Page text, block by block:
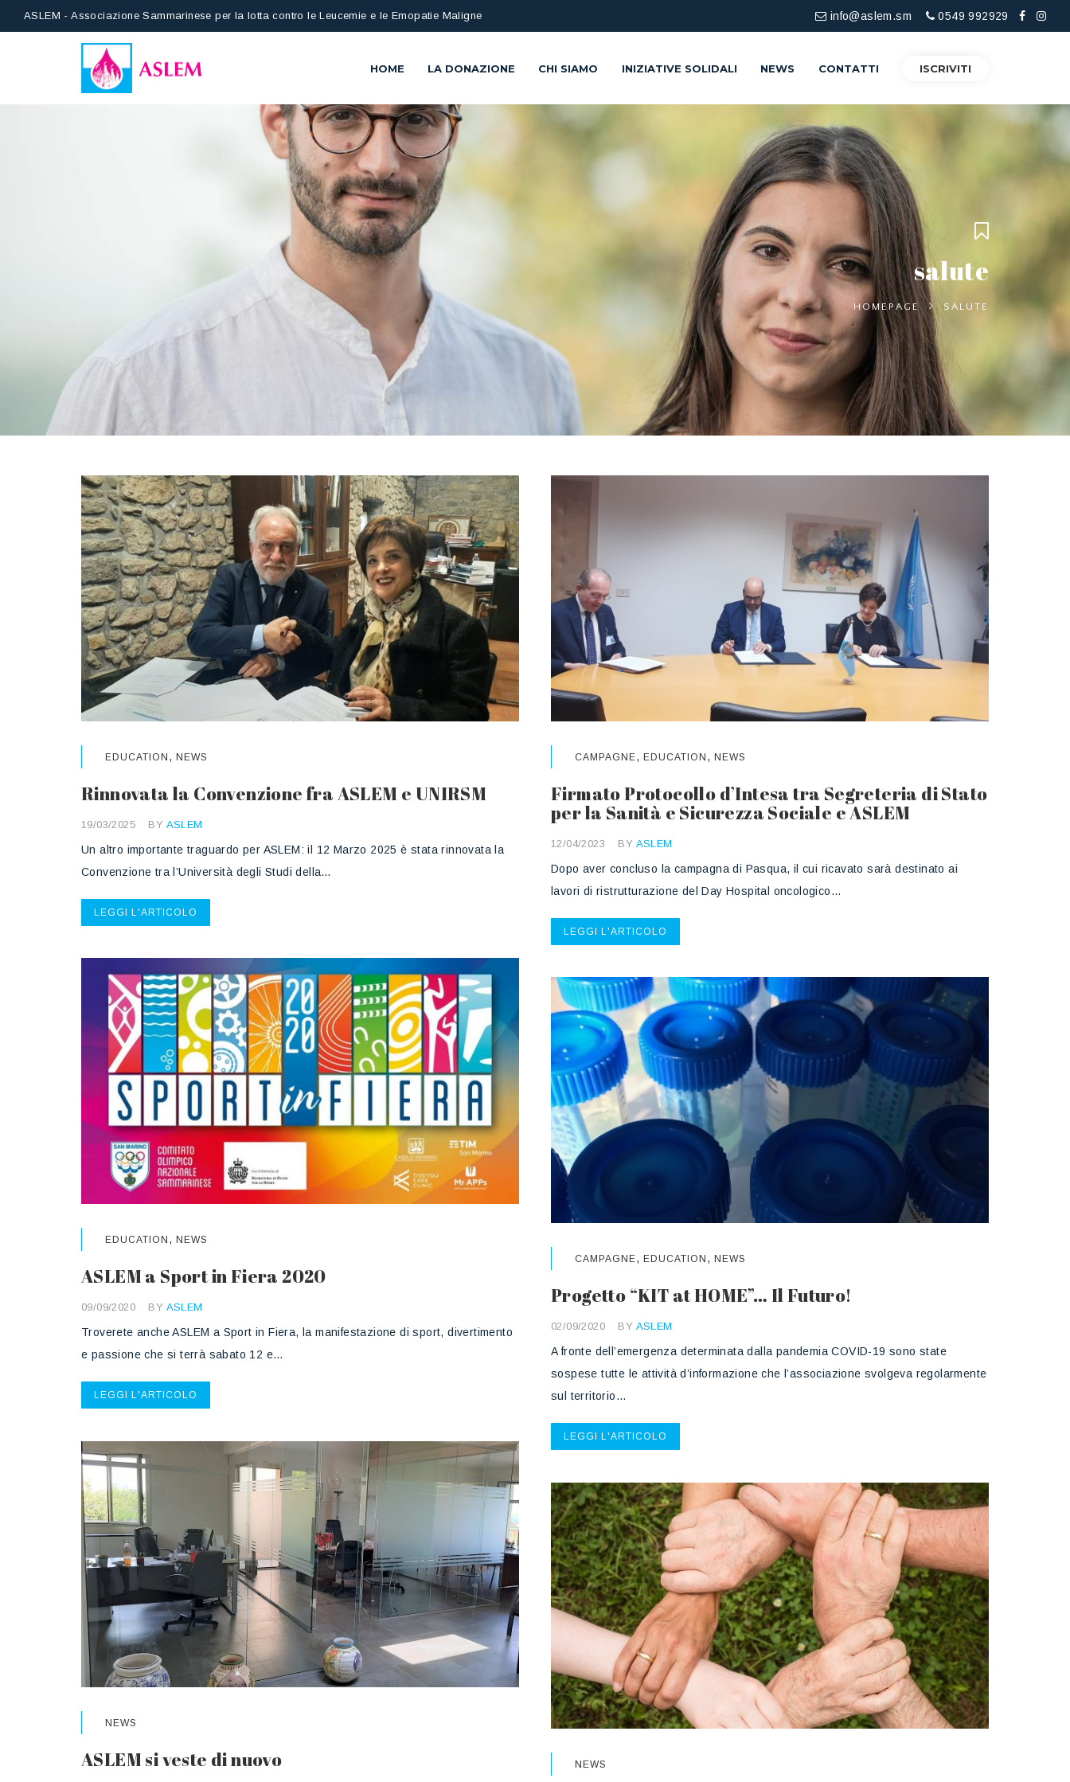
ASLEM - Associazione Sammarinese per la lotta contro le Leucemie e le Emopatie Maligne info@aslem.sm 0549 992929
HOME LA DONAZIONE CHI SIAMO INIZIATIVE SOLIDALI NEWS CONTATTI ISCRIVITI
salute
HOMEPAGE SALUTE
EDUCATION , NEWS
Rinnovata la Convenzione fra ASLEM e UNIRSM
19/03/2025 BY ASLEM
Un altro importante traguardo per ASLEM: il 12 Marzo 2025 è stata rinnovata la
Convenzione tra l’Università degli Studi della…
LEGGI L'ARTICOLO
CAMPAGNE, EDUCATION , NEWS
Firmato Protocollo d’Intesa tra Segreteria di Stato
per la Sanità e Sicurezza Sociale e ASLEM
12/04/2023 BY ASLEM
Dopo aver concluso la campagna di Pasqua, il cui ricavato sarà destinato ai
lavori di ristrutturazione del Day Hospital oncologico…
LEGGI L'ARTICOLO
EDUCATION , NEWS
ASLEM a Sport in Fiera 2020
09/09/2020 BY ASLEM
Troverete anche ASLEM a Sport in Fiera, la manifestazione di sport, divertimento
e passione che si terrà sabato 12 e…
LEGGI L'ARTICOLO
CAMPAGNE, EDUCATION , NEWS
Progetto “KIT at HOME”… Il Futuro!
02/09/2020 BY ASLEM
A fronte dell’emergenza determinata dalla pandemia COVID-19 sono state
sospese tutte le attività d’informazione che l’associazione svolgeva regolarmente
sul territorio…
LEGGI L'ARTICOLO
NEWS
ASLEM si veste di nuovo NEWS